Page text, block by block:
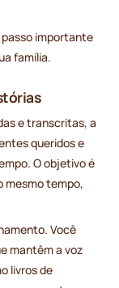
importante
família.
e transcritas, a
queridos e
O objetivo é
mesmo tempo,
Você
mantêm a voz
livros de